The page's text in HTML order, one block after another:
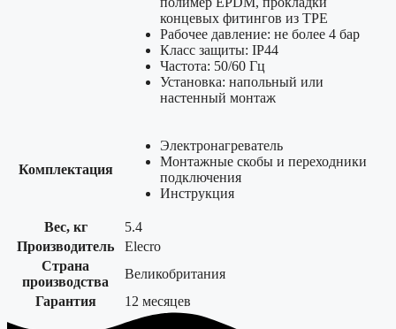
концевых фитингов из TPE
Рабочее давление: не более 4 бар
Класс защиты: IP44
Частота: 50/60 Гц
Установка: напольный или
настенный монтаж
Комплектация
Электронагреватель
Монтажные скобы и переходники
подключения
Инструкция
Вес, кг
5.4
Производитель
Elecro
Страна
производства
Великобритания
Гарантия
12 месяцев